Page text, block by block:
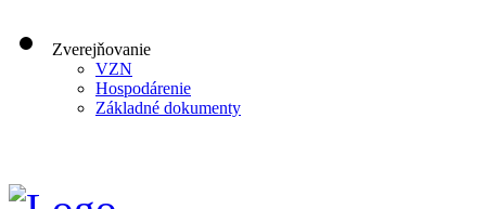
Zverejňovanie
VZN
Hospodárenie
Základné dokumenty